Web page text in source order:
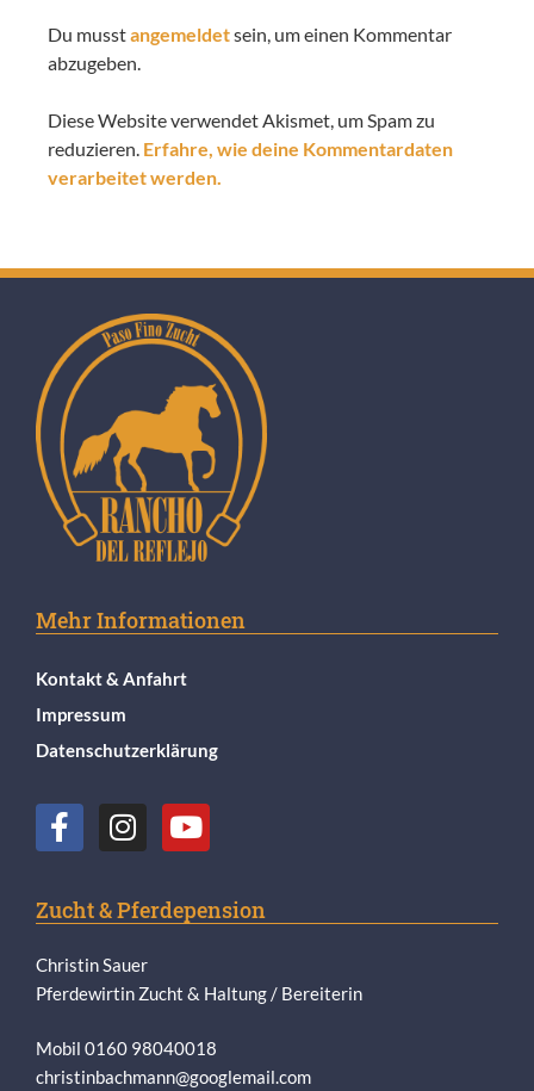
Du musstangemeldetsein, um einen Kommentar
abzugeben.
Diese Website verwendet Akismet, um Spam zu
reduzieren. Erfahre, wie deine Kommentardaten
verarbeitet werden.
Mehr Informationen
Kontakt & Anfahrt
Impressum
Datenschutzerklärung
Zucht & Pferdepension
Christin Sauer
Pferdewirtin Zucht & Haltung / Bereiterin
Mobil 0160 98040018
christinbachmann@googlemail.com